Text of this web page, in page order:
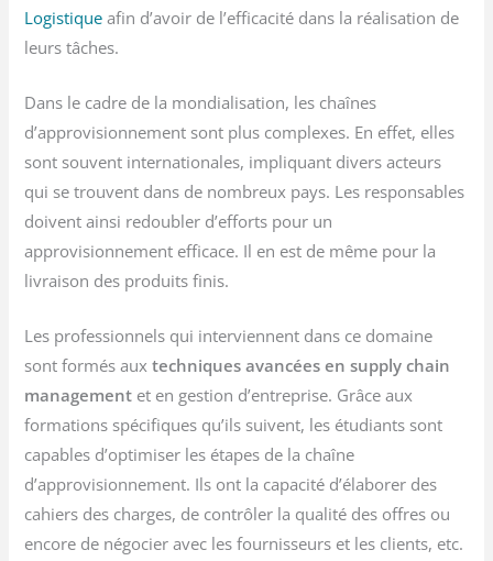
Logistique afin d’avoir de l’efficacité dans la réalisation de
leurs tâches.
Dans le cadre de la mondialisation, les chaînes
d’approvisionnement sont plus complexes. En effet, elles
sont souvent internationales, impliquant divers acteurs
qui se trouvent dans de nombreux pays. Les responsables
doivent ainsi redoubler d’efforts pour un
approvisionnement efficace. Il en est de même pour la
livraison des produits finis.
Les professionnels qui interviennent dans ce domaine
sont formés auxtechniques avancées en supply chain
management et en gestion d’entreprise. Grâce aux
formations spécifiques qu’ils suivent, les étudiants sont
capables d’optimiser les étapes de la chaîne
d’approvisionnement. Ils ont la capacité d’élaborer des
cahiers des charges, de contrôler la qualité des offres ou
encore de négocier avec les fournisseurs et les clients, etc.